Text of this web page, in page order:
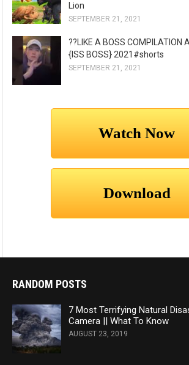
Lion
SEPTEMBER 21, 2021
??LIKE A BOSS
{ISS BOSS} 2021#shorts
SEPTEMBER 21, 2021
RANDOM POSTS
7 Most Terrifying Natural
Camera || What To Know
AUGUST 23, 2019